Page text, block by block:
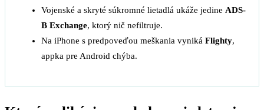
Vojenské a skryté súkromné lietadlá ukáže jedineADS-
B Exchange, ktorý nič nefiltruje.
Na iPhone s predpoveďou meškania vynikáFlighty,
appka pre Android chýba.